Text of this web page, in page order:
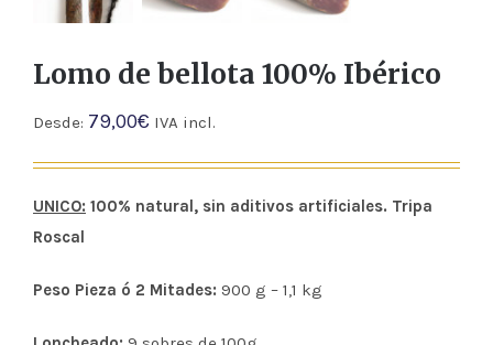
Lomo de bellota 100% Ibérico
Desde: 79,00€ IVA incl.
UNICO: 100% natural, sin aditivos artificiales. Tripa
Roscal
Peso Pieza ó 2 Mitades: 900 g – 1,1 kg